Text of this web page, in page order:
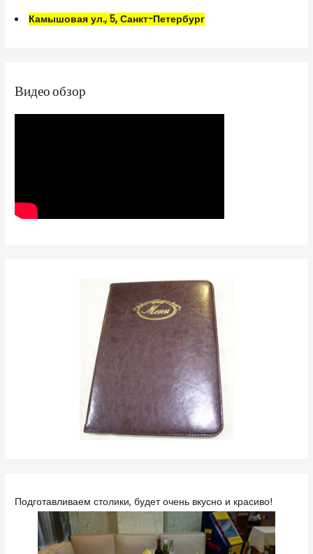
Камышовая ул., 5, Санкт-Петербург
Видео обзор
Подготавливаем столики, будет очень вкусно и красиво!